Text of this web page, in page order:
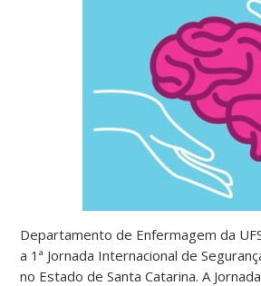
Departamento de Enfermagem da
a 1ª Jornada Internacional de
no Estado de Santa Catarina. A